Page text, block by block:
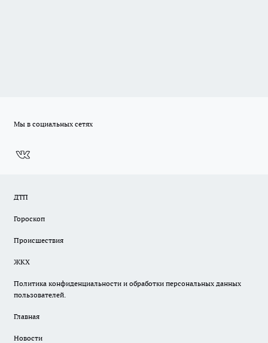
Мы в социальных сетях
ДТП
Гороскоп
Происшествия
ЖКХ
Политика конфиденциальности и обработки персональных данных
пользователей.
Главная
Новости